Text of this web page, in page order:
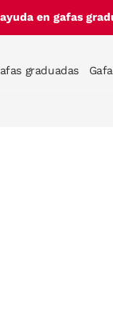
en gafas
graduadas